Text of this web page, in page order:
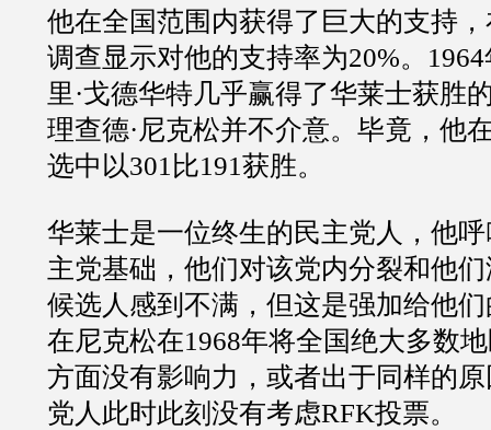
他在全国范围内获得了巨大的支持
调查显示对他的支持率为20%。
里·戈德华特几乎赢得了华莱士获胜
理查德·尼克松并不介意。毕竟，他
选中以301比191获胜。
华莱士是一位终生的民主党人，他
主党基础，他们对该党内分裂和他
候选人感到不满，但这是强加给他
在尼克松在1968年将全国绝大多数
方面没有影响力，或者出于同样的
党人此时此刻没有考虑RFK投票。